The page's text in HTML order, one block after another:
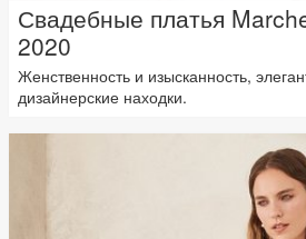
Свадебные платья
2020
Женственность и изысканность,
дизайнерские находки.